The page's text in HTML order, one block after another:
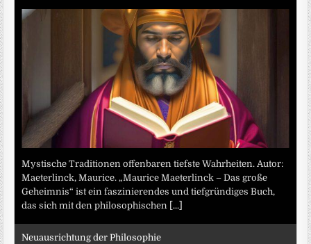
Mystische Traditionen offenbaren tiefste Wahrheiten. Autor:
Maeterlinck, Maurice. „Maurice Maeterlinck – Das große
Geheimnis“ ist ein faszinierendes und tiefgründiges Buch,
das sich mit den philosophischen
[...]
Neuausrichtung der Philosophie